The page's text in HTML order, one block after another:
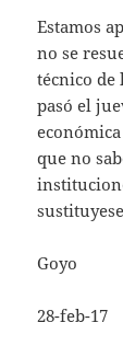
Estamos
no se
técnico de
pasó el
que no
Goyo
28-feb-17